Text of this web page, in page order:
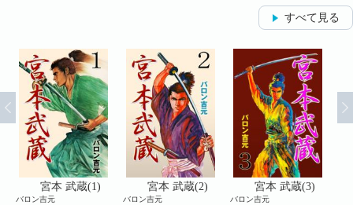
すべて見る
宮本 武蔵(1)
バロン吉元
宮本 武蔵(2)
バロン吉元
宮本 武蔵(3)
バロン吉元